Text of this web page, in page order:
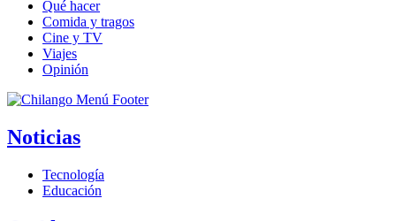
Qué hacer
Comida y tragos
Cine y TV
Viajes
Opinión
Noticias
Tecnología
Educación